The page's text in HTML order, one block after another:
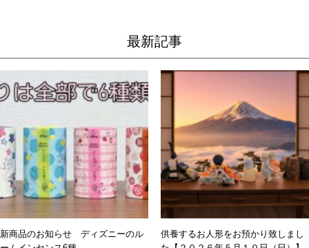
最新記事
新商品のお知らせ ディズニーのル
供養するお人形をお預かり致しまし